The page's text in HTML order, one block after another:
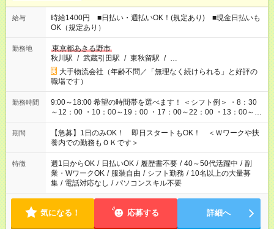
給与
時給1400円 ■日払い・週払いOK！(規定あり) ■現金日払いも
OK（規定あり）
勤務地
東京都あきる野市
秋川駅 / 武蔵引田駅 / 東秋留駅 / …
大手物流会社（年齢不問／「無理なく続けられる」と好評の
職場です）
勤務時間
9:00～18:00 希望の時間帯を選べます！ ＜シフト例＞ ・8：30
～12：00 ・10：00～19：00 ・17：00～22：00 ・13：00～
22：00 ・22：00～翌6：00 など
期間
【急募】1日のみOK！ 即日スタートもOK！ ＜Ｗワークや扶
養内での勤務もＯＫです＞
特徴 週1日からOK / 日払いOK / 履歴書不要 / 40～50代活躍中 / 副
業・WワークOK / 服装自由 / シフト勤務 / 10名以上の大量募
集 / 電話対応なし / パソコンスキル不要
気になる！ 応募する 詳細へ